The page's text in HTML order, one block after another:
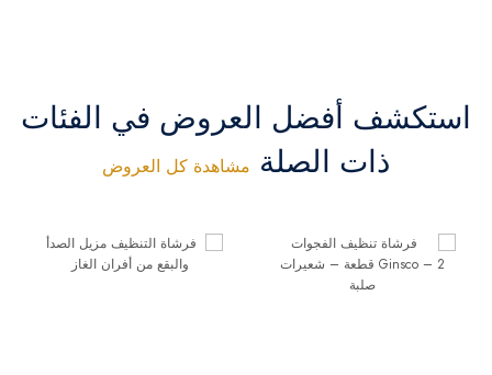
استكشف أفضل العروض في الفئات
ذات الصلة مشاهدة كل العروض